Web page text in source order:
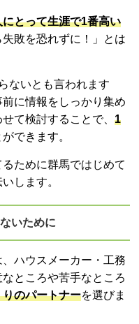
とって生涯で1番高い
敗を恐れずに！」とは
ないとも言われます
に情報をしっかり集め
て検討することで、 1
ができます。
ために群馬ではじめて
します。
いために
ハウスメーカー・工務
ところや苦手なところ
のパートナーを選びま